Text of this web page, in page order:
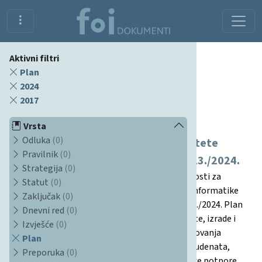
Aktivni filtri
Plan
2024
2017
Vrsta
Odluka (0)
Pravilnik (0)
Strategija (0)
Statut (0)
Zaključak (0)
Dnevni red (0)
Izvješće (0)
Plan
Preporuka (0)
Plan aktivnosti za osiguravanje kvalitete
sastavnice za akademsku godinu 2023./2024.
Ovaj dokument predstavlja detaljan plan aktivnosti za
osiguravanje kvalitete Fakulteta organizacije i informatike
Sveučilišta u Zagrebu za akademsku godinu 2023./2024. Plan
obuhvaća područja politike osiguravanja kvalitete, izrade i
odobravanja studijskih programa, učenja i vrednovanja
usmjerenih na studenta, upisa i napredovanja studenata,